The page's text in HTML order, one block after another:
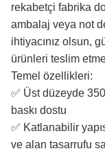
rekabetçi fabrika
ambalaj veya not
ihtiyacınız olsun,
ürünleri teslim
Temel özellikleri:
✅ Üst düzeyde
baskı dostu
✅ Katlanabilir
ve alan tasarrufu